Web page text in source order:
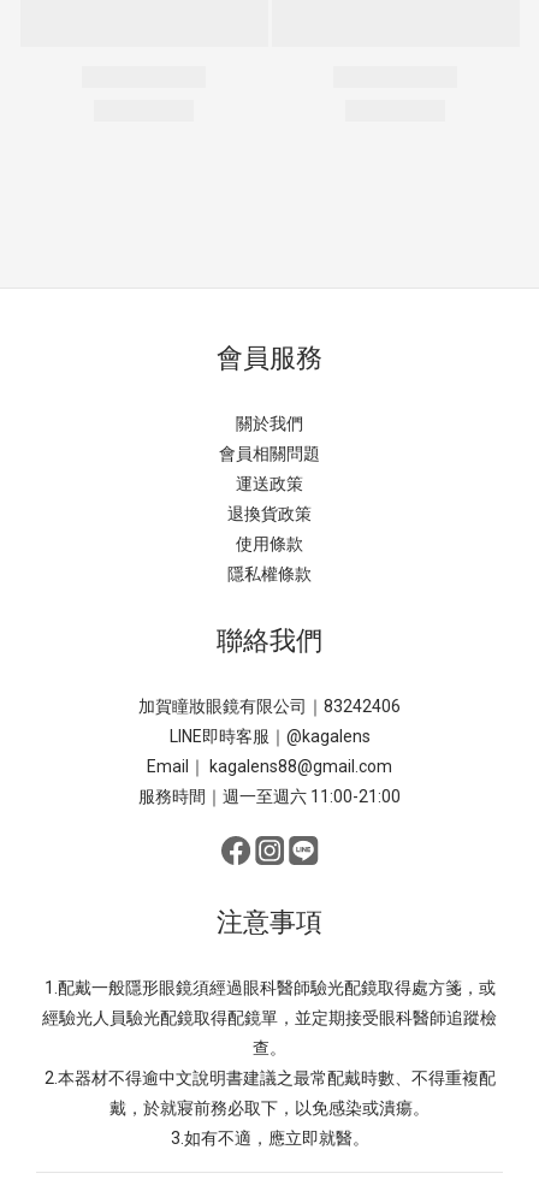
會員服務
關於我們
會員相關問題
運送政策
退換貨政策
使用條款
隱私權條款
聯絡我們
加賀瞳妝眼鏡有限公司｜83242406
LINE即時客服｜ @kagalens
Email｜ kagalens88@gmail.com
服務時間｜週一至週六 11:00-21:00
注意事項
1.配戴一般隱形眼鏡須經過眼科醫師驗光配鏡取得處方箋，或
經驗光人員驗光配鏡取得配鏡單，並定期接受眼科醫師追蹤檢
查。
2.本器材不得逾中文說明書建議之最常配戴時數、不得重複配
戴，於就寢前務必取下，以免感染或潰瘍。
3.如有不適，應立即就醫。